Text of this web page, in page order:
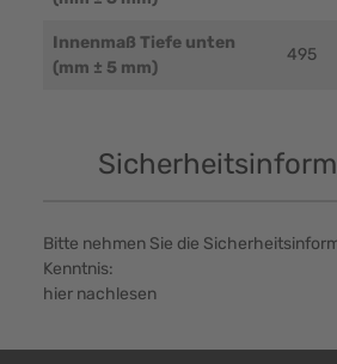
Innenmaß Tiefe unten
(mm ± 5 mm)
495
Bitte nehmen Sie die
Kenntnis:
hier nachlesen